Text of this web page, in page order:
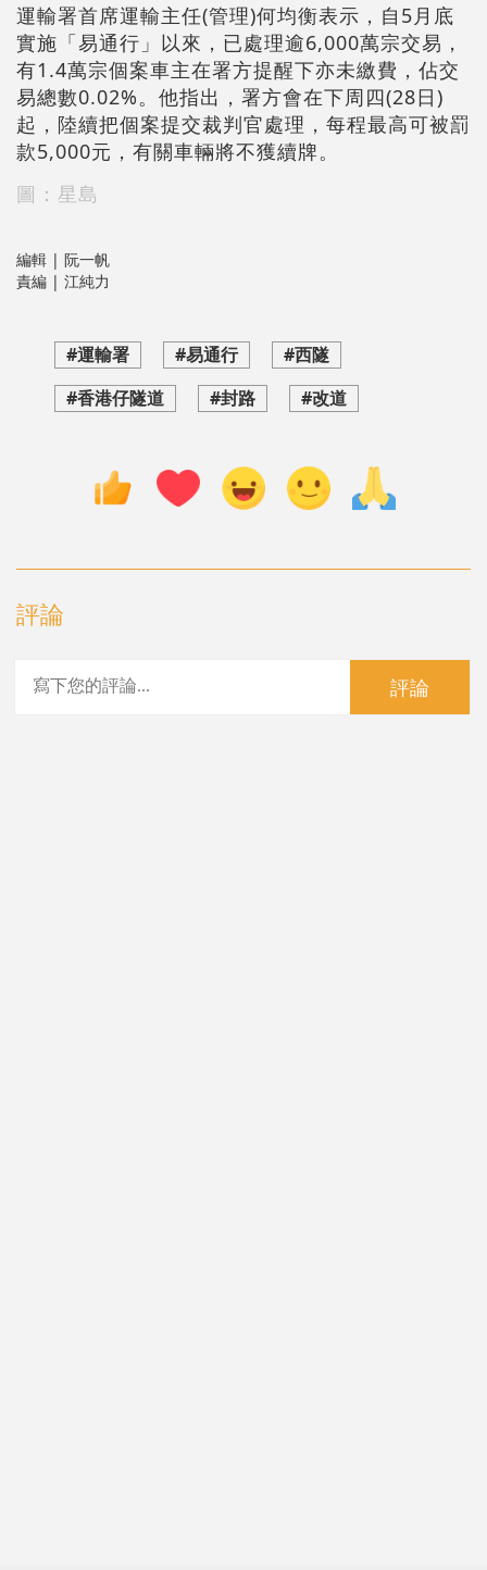
運輸署首席運輸主任(管理)何均衡表示，自5月底
實施「易通行」以來，已處理逾6,000萬宗交易，
有1.4萬宗個案車主在署方提醒下亦未繳費，佔交
易總數0.02%。他指出，署方會在下周四(28日)
起，陸續把個案提交裁判官處理，每程最高可被罰
款5,000元，有關車輛將不獲續牌。
圖：星島
編輯 | 阮一帆
責編 | 江純力
#運輸署 #易通行
#西隧
#香港仔隧道
#封路 #改道
評論
評論